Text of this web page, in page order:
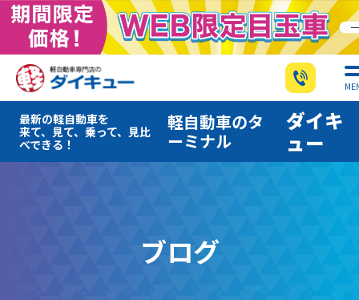
最新の軽自動車を
来て、見て、乗って、見比
べできる！
軽自動車のタ
ーミナル
ダイキ
ュー
ブログ